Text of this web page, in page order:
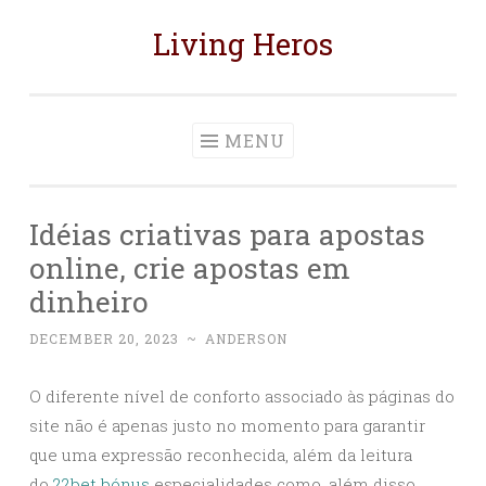
Living Heros
MENU
Idéias criativas para apostas
online, crie apostas em
dinheiro
DECEMBER 20, 2023 ~ ANDERSON
O diferente nível de conforto associado às páginas do
site não é apenas justo no momento para garantir
que uma expressão reconhecida, além da leitura